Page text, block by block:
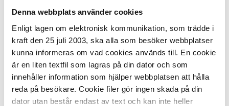
Denna webbplats använder cookies
Enligt lagen om elektronisk kommunikation, som trädde i
kraft den 25 juli 2003, ska alla som besöker webbplatser
kunna informeras om vad cookies används till. En cookie
är en liten textfil som lagras på din dator och som
innehåller information som hjälper webbplatsen att hålla
reda på besökare. Cookie filer gör ingen skada på din
dator utan består endast av text och kan inte heller
I lager 4320 st ca 1-2 dagar
- + KÖP
Kampanj